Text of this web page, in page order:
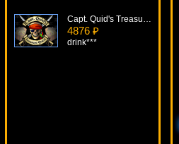
Capt. Quid's Treasure Quest
4876 ₽
drink***